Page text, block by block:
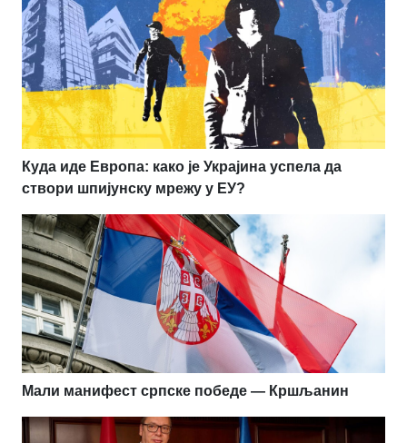
Куда иде Европа: како је Украјина успела да
створи шпијунску мрежу у ЕУ?
Мали манифест српске победе — Кршљанин